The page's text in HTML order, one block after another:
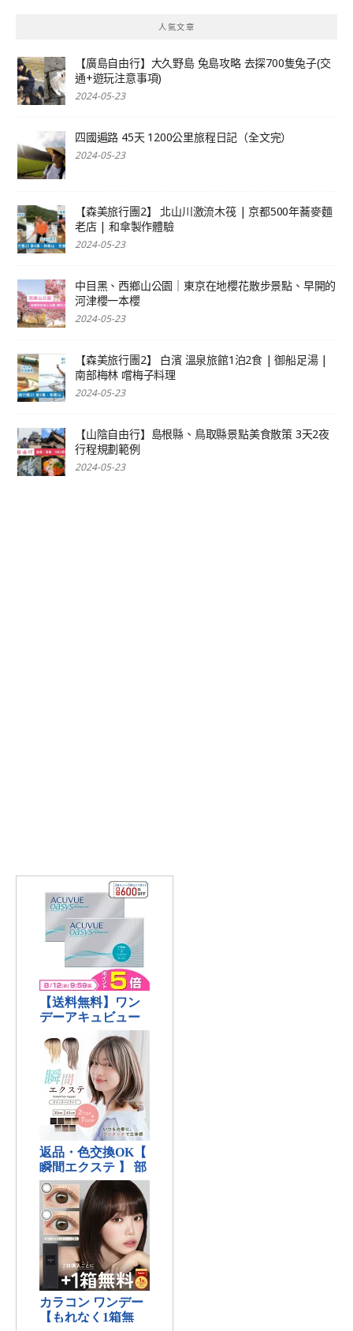
人氣文章
【廣島自由行】大久野島 兔島攻略 去探700隻兔子(交
通+遊玩注意事項)
2024-05-23
四國遍路 45天 1200公里旅程日記（全文完）
2024-05-23
【森美旅行團2】 北山川激流木筏 | 京都500年蕎麥麵
老店 | 和傘製作體驗
2024-05-23
中目黑、西鄉山公園｜東京在地櫻花散步景點、早開的
河津櫻一本櫻
2024-05-23
【森美旅行團2】 白濱 溫泉旅館1泊2食 | 御船足湯 |
南部梅林 嚐梅子料理
2024-05-23
【山陰自由行】島根縣、鳥取縣景點美食散策 3天2夜
行程規劃範例
2024-05-23